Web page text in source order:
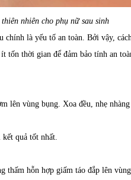
nhiên cho phụ nữ sau sinh
là yếu tố an toàn. Bởi vậy,
tốn thời gian để đảm bảo tính an
lên vùng bụng. Xoa đều, nhẹ
quả tốt nhất.
thấm hỗn hợp giấm táo đắp lên